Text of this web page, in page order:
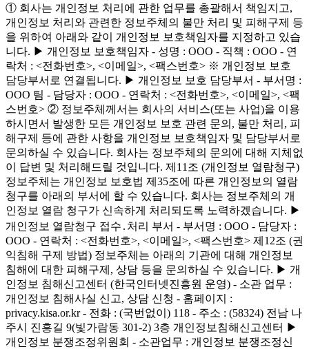
① 회사는 개인정보 처리에 관한 업무를 총괄해서 책임지고,
개인정보 처리와 관련한 정보주체의 불만 처리 및 피해구제 등
을 위하여 아래와 같이 개인정보 보호책임자를 지정하고 있습
니다. ▶ 개인정보 보호책임자 - 성명 : OOO - 직책 : OOO - 연
락처 : <전화번호>, <이메일>, <팩스번호> ※ 개인정보 보호
담당부서로 연결됩니다. ▶ 개인정보 보호 담당부서 - 부서명 :
OOO 팀 - 담당자 : OOO - 연락처 : <전화번호>, <이메일>, <팩
스번호> ② 정보주체께서는 회사의 서비스(또는 사업)을 이용
하시면서 발생한 모든 개인정보 보호 관련 문의, 불만 처리, 피
해구제 등에 관한 사항을 개인정보 보호책임자 및 담당부서로
문의하실 수 있습니다. 회사는 정보주체의 문의에 대해 지체없
이 답변 및 처리해드릴 것입니다. 제11조 (개인정보 열람청구)
정보주체는 개인정보 보호법 제35조에 따른 개인정보의 열람
청구를 아래의 부서에 할 수 있습니다. 회사는 정보주체의 개
인정보 열람 청구가 신속하게 처리되도록 노력하겠습니다. ▶
개인정보 열람청구 접수․처리 부서 - 부서명 : OOO - 담당자 :
OOO - 연락처 : <전화번호>, <이메일>, <팩스번호> 제12조 (권
익침해 구제 방법) 정보주체는 아래의 기관에 대해 개인정보
침해에 대한 피해구제, 상담 등을 문의하실 수 있습니다. ▶ 개
인정보 침해신고센터 (한국인터넷진흥원 운영) - 소관 업무 :
개인정보 침해사실 신고, 상담 신청 - 홈페이지 :
privacy.kisa.or.kr - 전화 : (국번없이) 118 - 주소 : (58324) 전남 나
주시 진흥길 9(빛가람동 301-2) 3층 개인정보침해신고센터 ▶
개인정보 분쟁조정위원회 - 소관업무 : 개인정보 분쟁조정신